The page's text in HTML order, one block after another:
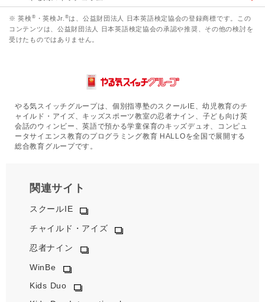
※ 英検 ® ・英検Jr. ®は、公益財団法人 日本英語検定協会の登録商標です。この
コンテンツは、公益財団法人 日本英語検定協会の承認や推奨、その他の検討を
受けたものではありません。
やる気スイッチグループは、個別指導塾のスクールIE、幼児教育のチ
ャイルド・アイズ、キッズスポーツ教室の忍者ナイン、子ども向け英
会話のウィンビー、英語で預かる学童保育のキッズデュオ、コンピュ
ータサイエンス教育のプログラミング教育 HALLOを全国で展開する
総合教育グループです。
関連サイト
スクールIE
チャイルド・アイズ
忍者ナイン
WinBe
Kids Duo